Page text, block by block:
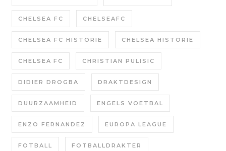
CHELSEA FC CHELSEAFC
CHELSEA FC HISTORIE CHELSEA HISTORIE
CHELSEA FC CHRISTIAN PULISIC
DIDIER DROGBA DRAKTDESIGN
DUURZAAMHEID ENGELS VOETBAL
ENZO FERNANDEZ EUROPA LEAGUE
FOTBALL FOTBALLDRAKTER